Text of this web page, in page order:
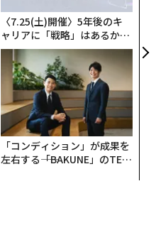
〈7.25(土)開催〉5年後のキ
ャリアに「戦略」はあるか。
トップエグゼクティブのキャ
リアに触れる1日│CAREER S
UMMIT 2026
「コンディション」が成果を
左右する――「BAKUNE」のTEN